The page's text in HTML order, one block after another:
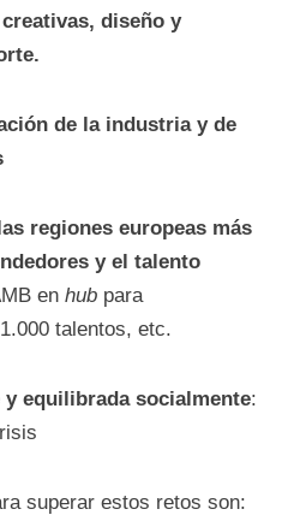
diseño y
de la industria y de
regiones europeas más
y el talento
enhub para
talentos, etc.
equilibrada socialmente:
superar estos retos son: